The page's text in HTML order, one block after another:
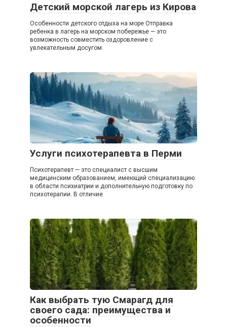
Детский морской лагерь из Кирова
Особенности детского отдыха на море Отправка
ребенка в лагерь на морском побережье — это
возможность совместить оздоровление с
увлекательным досугом.
Услуги психотерапевта в Перми
Психотерапевт — это специалист с высшим
медицинским образованием, имеющий специализацию
в области психиатрии и дополнительную подготовку по
психотерапии. В отличие
Как выбрать тую Смарагд для
своего сада: преимущества и
особенности